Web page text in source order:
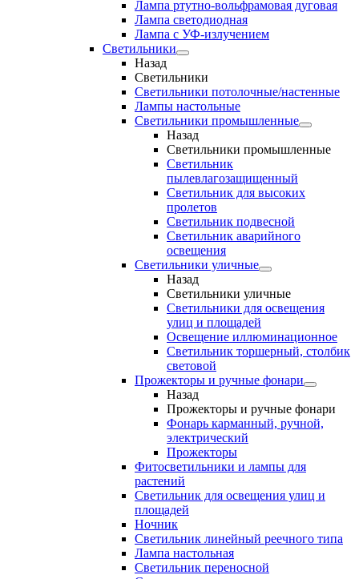
Лампа ртутно-вольфрамовая дуговая
Лампа светодиодная
Лампа с УФ-излучением
Светильники
Назад
Светильники
Светильники потолочные/настенные
Лампы настольные
Светильники промышленные
Назад
Светильники промышленные
Светильник
пылевлагозащищенный
Светильник для высоких
пролетов
Светильник подвесной
Светильник аварийного
освещения
Светильники уличные
Назад
Светильники уличные
Светильники для освещения
улиц и площадей
Освещение иллюминационное
Светильник торшерный, столбик
световой
Прожекторы и ручные фонари
Назад
Прожекторы и ручные фонари
Фонарь карманный, ручной,
электрический
Прожекторы
Фитосветильники и лампы для
растений
Светильник для освещения улиц и
площадей
Ночник
Светильник линейный реечного типа
Лампа настольная
Светильник переносной